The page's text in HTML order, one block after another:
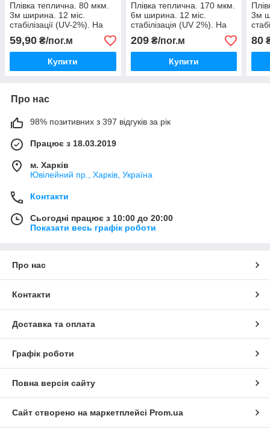
Плівка теплична. 80 мкм.
3м ширина. 12 міс.
стабілізації (UV-2%). На
відріз
59,90 ₴/пог.м
Купити
Плівка теплична. 170 мкм.
6м ширина. 12 міс.
стабілізація (UV 2%). На
відріз
209₴/пог.м
Купити
3м
80
Про нас
98% позитивних з 397 відгуків за рік
Працює з 18.03.2019
м. Харків
Ювілейний пр., Харків, Україна
Контакти
Сьогодні працює з 10:00 до 20:00
Показати весь графік роботи
Про нас
Контакти
Доставка та оплата
Графік роботи
Повна версія сайту
Сайт створено на маркетплейсі Prom.ua